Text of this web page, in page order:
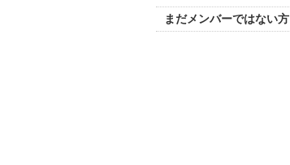
まだメンバーではない方